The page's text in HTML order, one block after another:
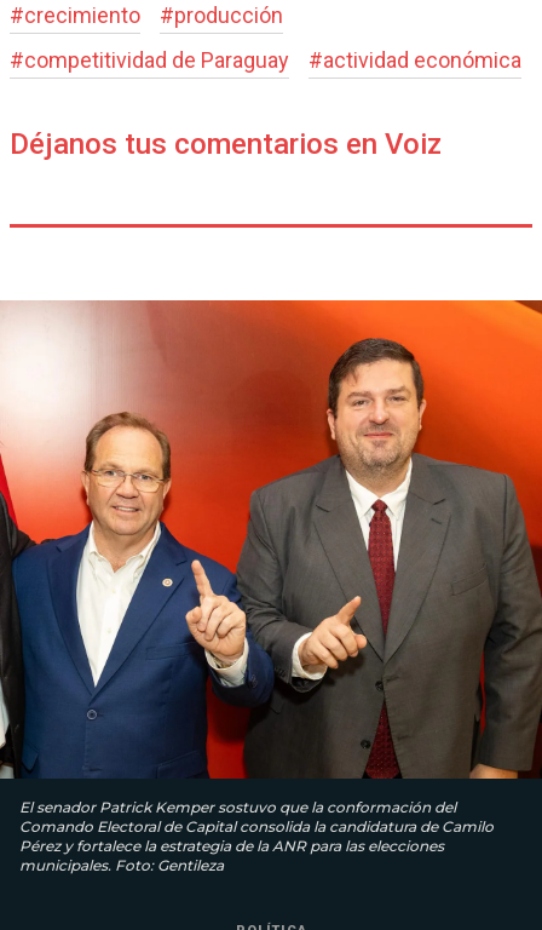
#crecimiento #producción
#competitividad de Paraguay #actividad económica
Déjanos tus comentarios en Voiz
El senador Patrick Kemper sostuvo que la conformación del
Comando Electoral de Capital consolida la candidatura de Camilo
Pérez y fortalece la estrategia de la ANR para las elecciones
municipales. Foto: Gentileza